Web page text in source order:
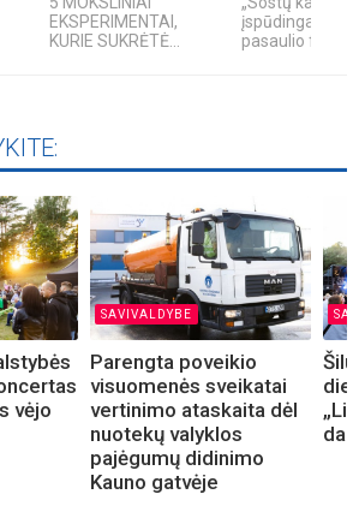
EKSPERIMENTAI,
KURIE SUKRĖTĖ...
įspūdingas
pasaulio
vėjo
SAVIVALDYBE
Parengta poveikio
visuomenės sveikatai
vertinimo ataskaita dėl
nuotekų valyklos
pajėgumų didinimo
Kauno gatvėje